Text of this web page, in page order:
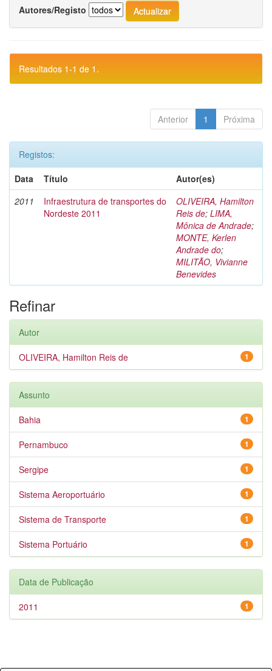
Autores/Registo
Resultados 1-1 de 1.
Anterior 1 Próxima
Registos:
Data
Título
Autor(es)
2011
Infraestrutura de transportes do
Nordeste 2011
OLIVEIRA, Hamilton
Reis de; LIMA,
Mônica de Andrade;
MONTE, Kerlen
Andrade do;
MILITÃO, Vivianne
Benevides
Refinar
Autor
1
OLIVEIRA, Hamilton Reis de
Assunto
1
Bahia
1
Pernambuco
1
Sergipe
1
Sistema Aeroportuário
1
Sistema de Transporte
1
Sistema Portuário
Data de Publicação
1
2011